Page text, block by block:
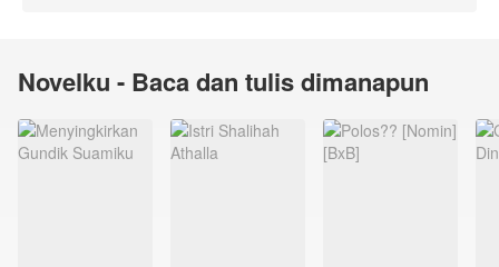
Novelku - Baca dan tulis dimanapun